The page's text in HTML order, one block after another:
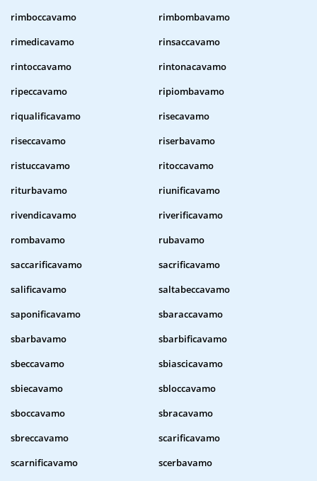
rimboccavamo
rimbombavamo
rimedicavamo
rinsaccavamo
rintoccavamo
rintonacavamo
ripeccavamo
ripiombavamo
riqualificavamo
risecavamo
riseccavamo
riserbavamo
ristuccavamo
ritoccavamo
riturbavamo
riunificavamo
rivendicavamo
riverificavamo
rombavamo
rubavamo
saccarificavamo
sacrificavamo
salificavamo
saltabeccavamo
saponificavamo
sbaraccavamo
sbarbavamo
sbarbificavamo
sbeccavamo
sbiascicavamo
sbiecavamo
sbloccavamo
sboccavamo
sbracavamo
sbreccavamo
scarificavamo
scarnificavamo
scerbavamo